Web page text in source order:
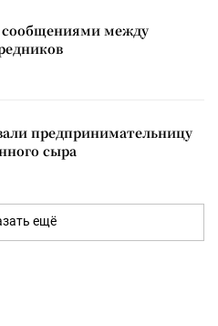
сообщениями между
предпринимательницу
сыра
ещё